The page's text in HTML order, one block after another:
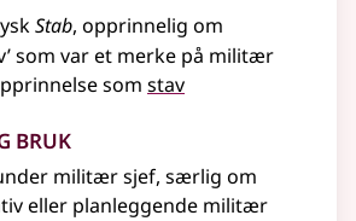
Stab, opprinnelig om
som var et merke på militær
som stav
bruk
militær sjef, særlig om
eller planleggende militær